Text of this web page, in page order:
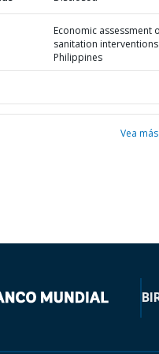
Economic assessment
sanitation
Philippines
Vea más